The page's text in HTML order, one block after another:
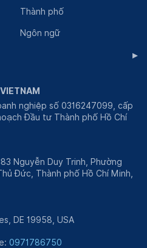
Thành phố
Ngôn ngữ
▸
nghiệp số 0316247099, cấp
Đầu tư Thành phố Hồ Chí
Nguyễn Duy Trinh, Phường
Đức, Thành phố Hồ Chí Minh,
DE 19958, USA
0971786750